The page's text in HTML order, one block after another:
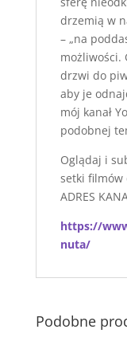
drzemią w
– „na
możliwości.
drzwi do
aby je
mój kanał
podobnej
Oglądaj i
setki filmów
ADRES
https://
nuta/
Podobne